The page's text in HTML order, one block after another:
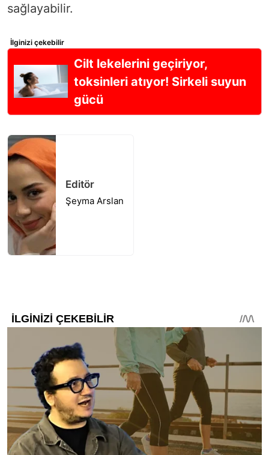
sağlayabilir.
İlginizi çekebilir
Cilt lekelerini geçiriyor,
toksinleri atıyor! Sirkeli suyun
gücü
Editör
Şeyma Arslan